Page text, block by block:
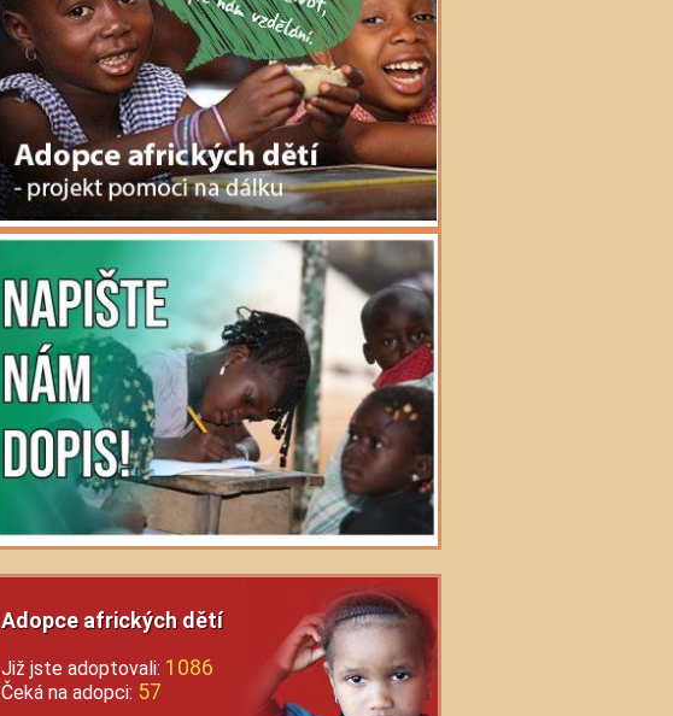
Adopce afrických dětí
Již jste adoptovali: 1086
Čeká na adopci: 57